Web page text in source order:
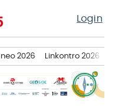
Login
2026 Linkontro 2026